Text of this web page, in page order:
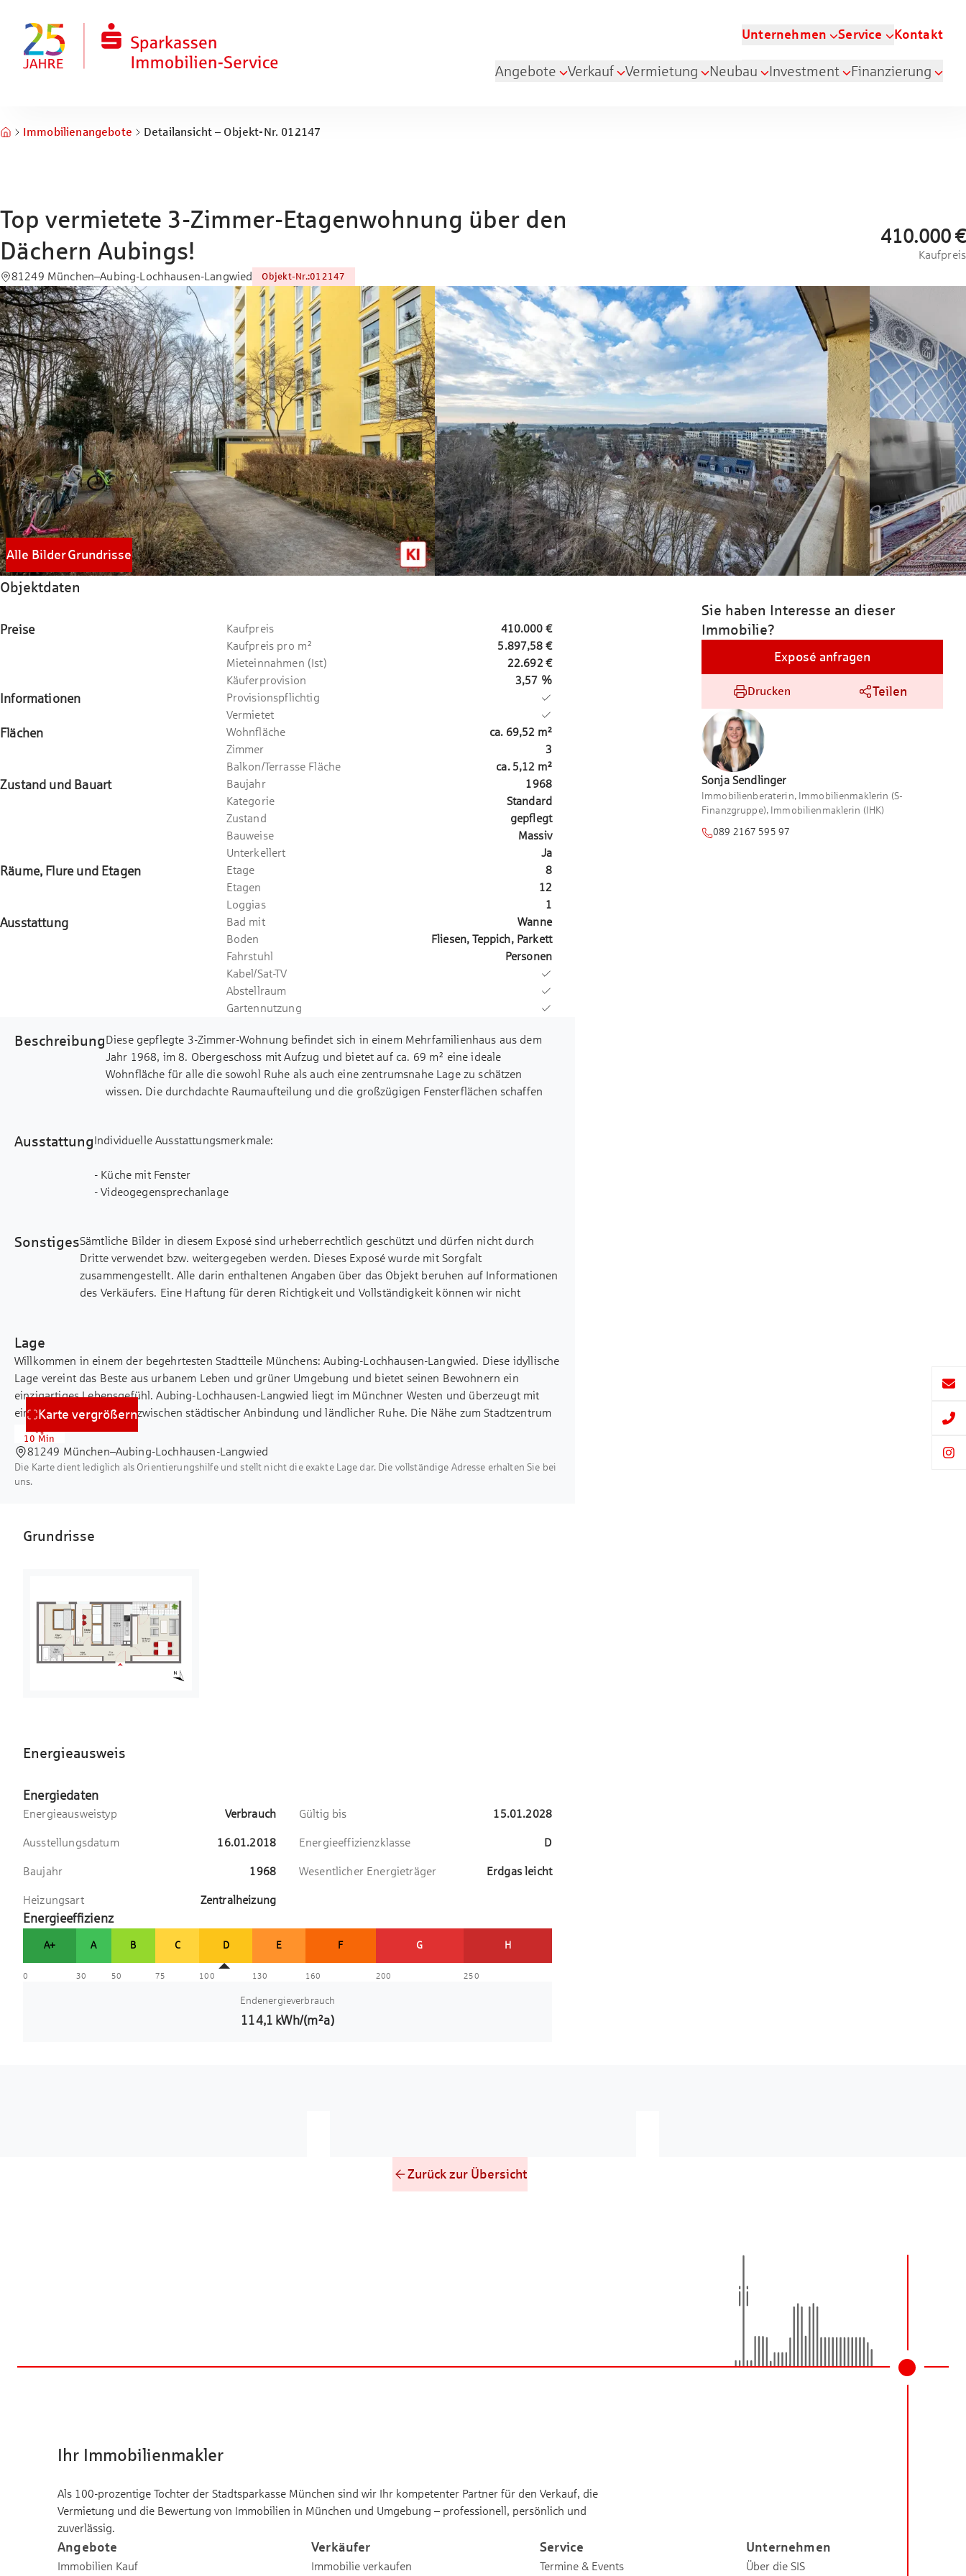
Zum Fuß springen
Unternehmen Service Kontakt
Angebote Verkauf Vermietung Neubau Investment Finanzierung
Immobilienangebote Detailansicht – Objekt-Nr. 012147
Top vermietete 3-Zimmer-Etagenwohnung über den
Dächern Aubings!
81249 München–Aubing-Lochhausen-Langwied Objekt-Nr.:012147
410.000 €
Kaufpreis
Alle BilderGrundrisse
Objektdaten
Preise Kaufpreis
410.000 €
Kaufpreis pro m²
5.897,58 €
Mieteinnahmen (Ist)
22.692 €
Käuferprovision
3,57 %
Informationen
Provisionspflichtig
Vermietet
Flächen Wohnfläche ca. 69,52 m²
Zimmer
3
Balkon/Terrasse Fläche
ca. 5,12 m²
Zustand und Bauart Baujahr
1968
Kategorie
Standard
Zustand
gepflegt
Bauweise
Massiv
Unterkellert
Ja
Räume, Flure und Etagen Etage
8
Etagen
12
Loggias
1
Ausstattung Bad mit
Wanne
Boden
Fliesen, Teppich, Parkett
Fahrstuhl
Personen
Kabel/Sat-TV
Abstellraum
Gartennutzung
BeschreibungDiese gepflegte 3-Zimmer-Wohnung befindet sich in einem Mehrfamilienhaus aus dem
Jahr 1968, im 8. Obergeschoss mit Aufzug und bietet auf ca. 69 m² eine ideale
Wohnfläche für alle die sowohl Ruhe als auch eine zentrumsnahe Lage zu schätzen
wissen. Die durchdachte Raumaufteilung und die großzügigen Fensterflächen schaffen
ca. 20,03 m² besticht durch seine Weite und die großen Fensterfronten, die für viel
untergebracht werden. Vom Wohnzimmer aus erreicht man die Loggia, die mit ca. 5,12 m²
zusätzlichen Freiraum bietet und einen schönen Ausblick ermöglicht. Die Küche mit ca.
genügend Platz für ein großes Bett und einen Kleiderschrank. Das Kinderzimmer mit ca.
10,35 m² eignet sich ideal für Kinder, ein Büro oder als Gästezimmer. Das Badezimmer
rundet neben dem vorhandenen Kellerabteil das Angebot ab. Die Wohnung ist derzeit
befristet vermietet bis zum 30.09.2026, mit einer Kaltmiete von 1.891 EUR zzgl.
für Investoren, die auf der Suche nach einer soliden und gut vermieteten Immobilie sind.
AusstattungIndividuelle Ausstattungsmerkmale:
- Küche mit Fenster
- Videogegensprechanlage
SonstigesSämtliche Bilder in diesem Exposé sind urheberrechtlich geschützt und dürfen nicht durch
Dritte verwendet bzw. weitergegeben werden. Dieses Exposé wurde mit Sorgfalt
zusammengestellt. Alle darin enthaltenen Angaben über das Objekt beruhen auf Informationen
des Verkäufers. Eine Haftung für deren Richtigkeit und Vollständigkeit können wir nicht
Lage
Willkommen in einem der begehrtesten Stadtteile Münchens: Aubing-Lochhausen-Langwied. Diese idyllische
Lage vereint das Beste aus urbanem Leben und grüner Umgebung und bietet seinen Bewohnern ein
einzigartiges Lebensgefühl. Aubing-Lochhausen-Langwied liegt im Münchner Westen und überzeugt mit
einer perfekten Balance zwischen städtischer Anbindung und ländlicher Ruhe. Die Nähe zum Stadtzentrum
sowie eine ausgezeichnete Verkehrsanbindung durch S-Bahn, welche 500 m entfernt ist, Bus und
Autobahnen machen das Pendeln einfach und bequem. Gleichzeitig bieten die weitläufigen Grünflächen,
Parks und Naherholungsgebiete wie der Aubinger Lohe oder der Langwieder See eine Oase der
Entspannung und Erholung. Der Stadtteil besticht durch seine Vielfalt: Von historischen Bauwerken über
vorhanden, was Aubing-Lochhausen-Langwied zu einem idealen Wohnort für jedermann macht.
10 Min
Karte vergrößern
81249 München–Aubing-Lochhausen-Langwied
Die Karte dient lediglich als Orientierungshilfe und stellt nicht die exakte Lage dar. Die vollständige Adresse erhalten Sie bei
uns.
Grundrisse
Energieausweis
Energiedaten
Energieausweistyp Verbrauch Gültig bis 15.01.2028
Ausstellungsdatum 16.01.2018 Energieeffizienzklasse D
Baujahr 1968 Wesentlicher Energieträger Erdgas leicht
Heizungsart Zentralheizung
Energieeffizienz
A+ A B C D E F G H
0 30 50 75 100 130 160 200 250
Endenergieverbrauch
114,1 kWh/(m²a)
Sie haben Interesse an dieser
Immobilie?
Exposé anfragen
Drucken Teilen
Sonja Sendlinger
Immobilienberaterin, Immobilienmaklerin (S-
Finanzgruppe), Immobilienmaklerin (IHK)
089 2167 595 97
Zurück zur Übersicht
Ihr Immobilienmakler
Als 100-prozentige Tochter der Stadtsparkasse München sind wir Ihr kompetenter Partner für den Verkauf, die
Vermietung und die Bewertung von Immobilien in München und Umgebung – professionell, persönlich und
zuverlässig.
Angebote
Immobilien Kauf
Verkäufer
Immobilie verkaufen
Service
Termine & Events
Unternehmen
Über die SIS